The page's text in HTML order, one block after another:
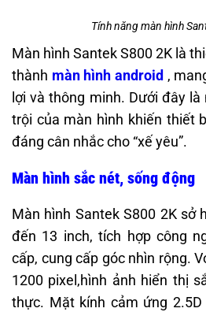
Tính năng màn hình
Màn hình Santek S800 2K là
thành màn hình android ,
lợi và thông minh. Dưới đây
trội của màn hình khiến thiết
đáng cân nhắc cho “xế yêu”.
Màn hình sắc nét, sống động
Màn hình Santek S800 2K sở
đến 13 inch, tích hợp công
cấp, cung cấp góc nhìn rộng.
1200 pixel,hình ảnh hiển thị
thực. Mặt kính cảm ứng